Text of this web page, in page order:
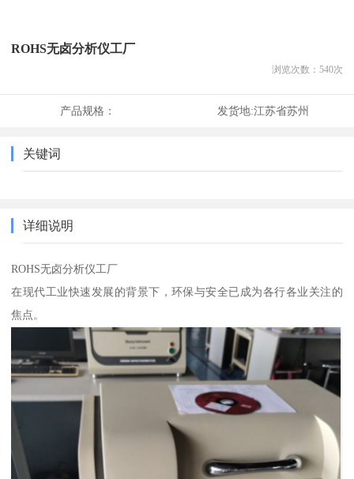
ROHS无卤分析仪工厂
浏览次数： 540次
产品规格： 发货地:江苏省苏州
关键词
详细说明
ROHS无卤分析仪工厂
在现代工业快速发展的背景下，环保与安全已成为各行各业关注的
焦点。